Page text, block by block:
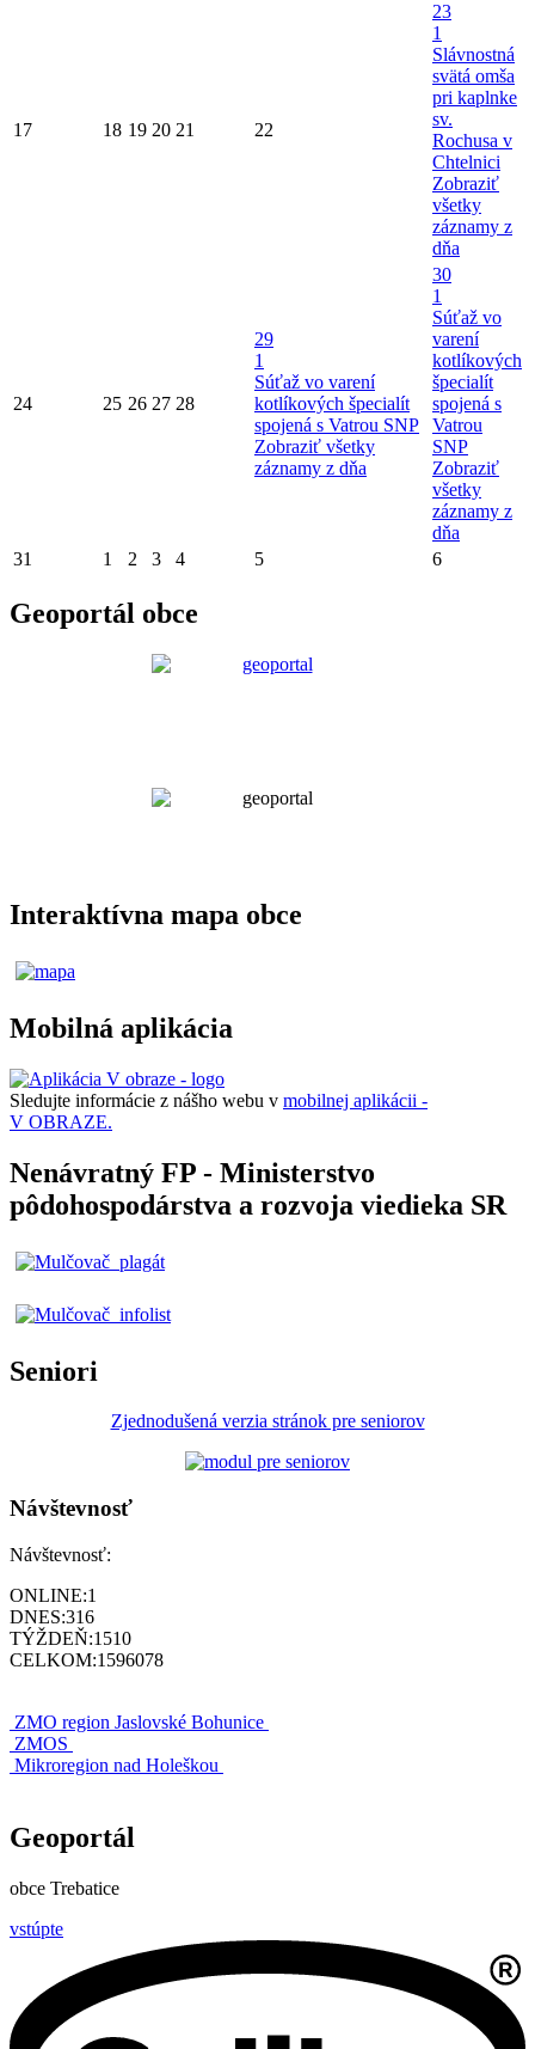
17 18 19 20 21 22
23
1
Slávnostná
svätá omša
pri kaplnke
sv.
Rochusa v
Chtelnici
Zobraziť
všetky
záznamy z
dňa
24 25 26 27 28
29
1
Súťaž vo varení
kotlíkových špecialít
spojená s Vatrou SNP
Zobraziť všetky
záznamy z dňa
30
1
Súťaž vo
varení
kotlíkových
špecialít
spojená s
Vatrou
SNP
Zobraziť
všetky
záznamy z
dňa
31
1 2 3 4 5 6
Geoportál obce
Interaktívna mapa obce
Mobilná aplikácia
Sledujte informácie z nášho webu v mobilnej aplikácii -
V OBRAZE.
Nenávratný FP - Ministerstvo
pôdohospodárstva a rozvoja viedieka SR
Seniori
Zjednodušená verzia stránok pre seniorov
Návštevnosť
Návštevnosť:
ONLINE:1
DNES:316
TÝŽDEŇ:1510
CELKOM:1596078
ZMO region Jaslovské Bohunice
ZMOS
Mikroregion nad Holeškou
Geoportál
obce Trebatice
vstúpte